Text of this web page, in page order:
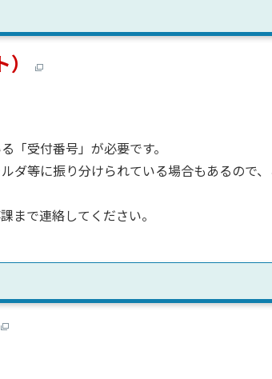
）
「受付番号」が必要です。
ダ等に振り分けられている場合もあるので
まで連絡してください。